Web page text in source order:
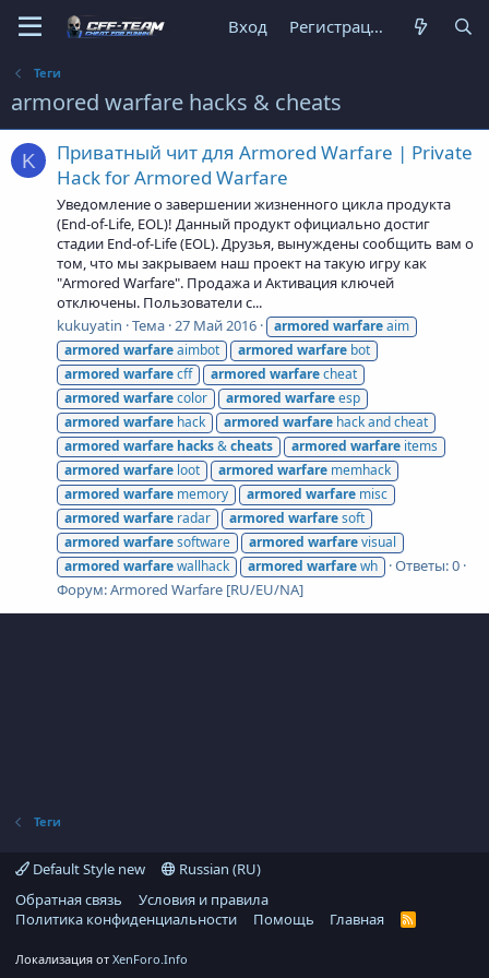
Вход Регистрация
Теги
armored warfare hacks & cheats
K
Приватный чит для Armored Warfare | Private
Hack for Armored Warfare
Уведомление о завершении жизненного цикла продукта
(End-of-Life, EOL)! Данный продукт официально достиг
стадии End-of-Life (EOL). Друзья, вынуждены сообщить вам о
том, что мы закрываем наш проект на такую игру как
"Armored Warfare". Продажа и Активация ключей
отключены. Пользователи с...
kukuyatin Тема 27 Май 2016 armored warfareaim
armored warfareaimbot armored warfare bot
armored warfarecff armored warfarecheat
armored warfarecolor armored warfareesp
armored warfare hack armored warfare hack and cheat
armored warfare hacks&cheats armored warfare items
armored warfare loot armored warfare memhack
armored warfare memory armored warfare misc
armored warfare radar armored warfaresoft
armored warfaresoftware armored warfarevisual
armored warfarewallhack armored warfarewh
Ответы: 0
Форум:Armored Warfare [RU/EU/NA]
Теги
Default Style new
Russian (RU)
Обратная связь
Условия и правила
Политика конфиденциальности
Помощь Главная
R
Локализация от XenForo.Info